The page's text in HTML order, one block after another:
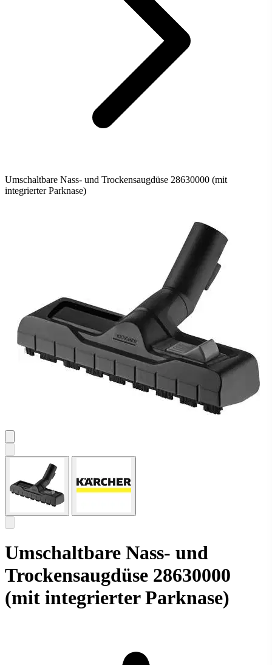
Umschaltbare Nass- und Trockensaugdüse 28630000 (mit
integrierter Parknase)
Umschaltbare Nass- und
Trockensaugdüse 28630000
(mit integrierter Parknase)